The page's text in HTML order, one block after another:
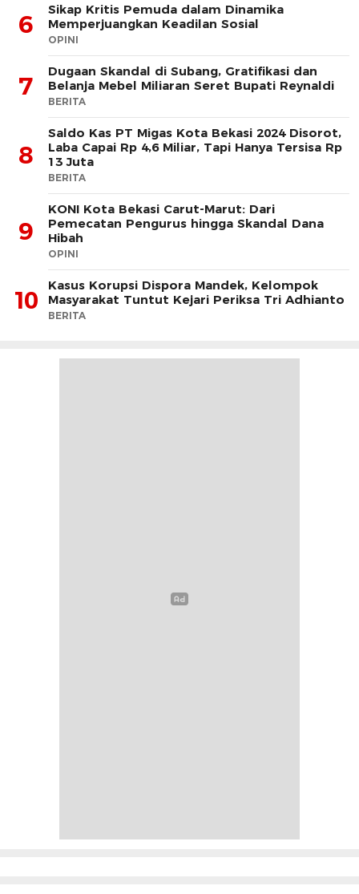
6
Sikap Kritis Pemuda dalam Dinamika
Memperjuangkan Keadilan Sosial
OPINI
7
Dugaan Skandal di Subang, Gratifikasi dan
Belanja Mebel Miliaran Seret Bupati Reynaldi
BERITA
8
Saldo Kas PT Migas Kota Bekasi 2024 Disorot,
Laba Capai Rp 4,6 Miliar, Tapi Hanya Tersisa Rp
13 Juta
BERITA
9
KONI Kota Bekasi Carut-Marut: Dari
Pemecatan Pengurus hingga Skandal Dana
Hibah
OPINI
10
Kasus Korupsi Dispora Mandek, Kelompok
Masyarakat Tuntut Kejari Periksa Tri Adhianto
BERITA